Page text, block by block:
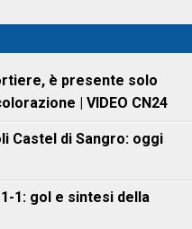
è presente solo
| VIDEO CN24
Castel di Sangro: oggi
1: gol e sintesi della